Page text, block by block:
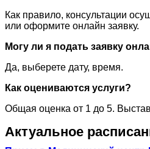
Как правило, консультации
или оформите онлайн заявку.
Могу ли я подать заявку
Да, выберете дату, время.
Как оцениваются услуги?
Общая оценка от 1 до 5.
Актуальное